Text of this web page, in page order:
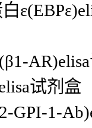
试剂盒
GPI-1-